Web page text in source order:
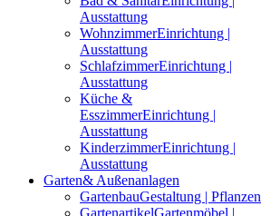
Ausstattung
WohnzimmerEinrichtung |
Ausstattung
SchlafzimmerEinrichtung |
Ausstattung
Küche &
EsszimmerEinrichtung |
Ausstattung
KinderzimmerEinrichtung |
Ausstattung
Garten& Außenanlagen
GartenbauGestaltung | Pflanzen
GartenartikelGartenmöbel |